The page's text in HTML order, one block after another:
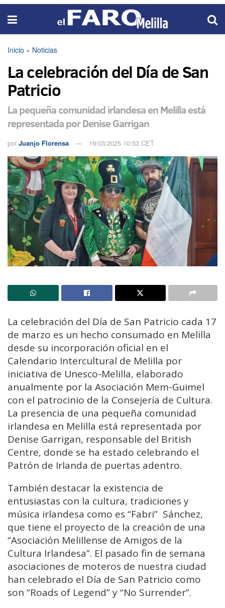
Inicio » Noticias
La celebración del Día de San
Patricio
La pequeña comunidad irlandesa en Melilla está
representada por Denise Garrigan
por Juanjo Florensa 19/03/2025 10:53 CET
La celebración del Día de San Patricio cada 17
de marzo es un hecho consumado en Melilla
desde su incorporación oficial en el
Calendario Intercultural de Melilla por
iniciativa de Unesco-Melilla, elaborado
anualmente por la Asociación Mem-Guimel
con el patrocinio de la Consejería de Cultura.
La presencia de una pequeña comunidad
irlandesa en Melilla está representada por
Denise Garrigan, responsable del British
Centre, donde se ha estado celebrando el
Patrón de Irlanda de puertas adentro.
También destacar la existencia de
entusiastas con la cultura, tradiciones y
música irlandesa como es “Fabri” Sánchez,
que tiene el proyecto de la creación de una
“Asociación Melillense de Amigos de la
Cultura Irlandesa”. El pasado fin de semana
asociaciones de moteros de nuestra ciudad
han celebrado el Día de San Patricio como
son “Roads of Legend” y “No Surrender”.